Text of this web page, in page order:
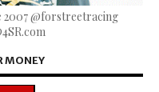
2007 @forstreetracing
MONEY